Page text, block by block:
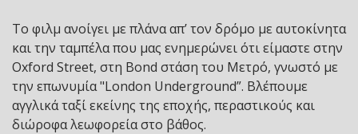
Το φιλμ ανοίγει με πλάνα απ’ τον δρόμο με αυτοκίνητα
και την ταμπέλα που μας ενημερώνει ότι είμαστε στην
Oxford Street, στη Bond στάση του Μετρό, γνωστό με
την επωνυμία "London Underground”. Βλέπουμε
αγγλικά ταξί εκείνης της εποχής, περαστικούς και
διώροφα λεωφορεία στο βάθος.